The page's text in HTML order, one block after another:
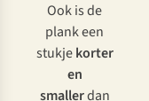
Ook is de
plank een
stukjekorter
en
smallerdan